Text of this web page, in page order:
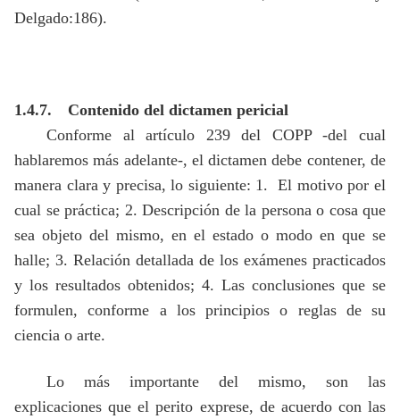
Delgado:186).
1.4.7.
Contenido del dictamen pericial
Conforme al artículo 239 del COPP -del cual
hablaremos más adelante-, el dictamen debe contener, de
manera clara y precisa, lo siguiente: 1.
El motivo por el
cual se práctica; 2. Descripción de la persona o cosa que
sea objeto del mismo, en el estado o modo en que se
halle; 3. Relación detallada de los exámenes practicados
y los resultados obtenidos; 4. Las conclusiones que se
formulen, conforme a los principios o reglas de su
ciencia o arte.
Lo más importante del mismo, son las
explicaciones que el perito exprese, de acuerdo con las